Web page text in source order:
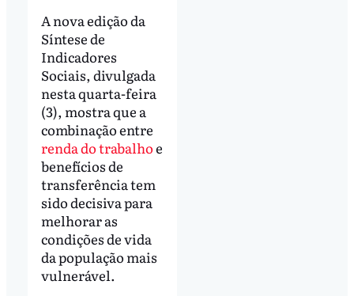
A nova edição da
Síntese de
Indicadores
Sociais, divulgada
nesta quarta-feira
(3), mostra que a
combinação entre
renda do trabalhoe
benefícios de
transferência tem
sido decisiva para
melhorar as
condições de vida
da população mais
vulnerável.